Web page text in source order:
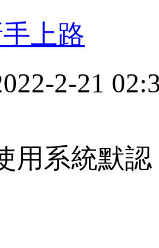
上路
2-21
用系統默認